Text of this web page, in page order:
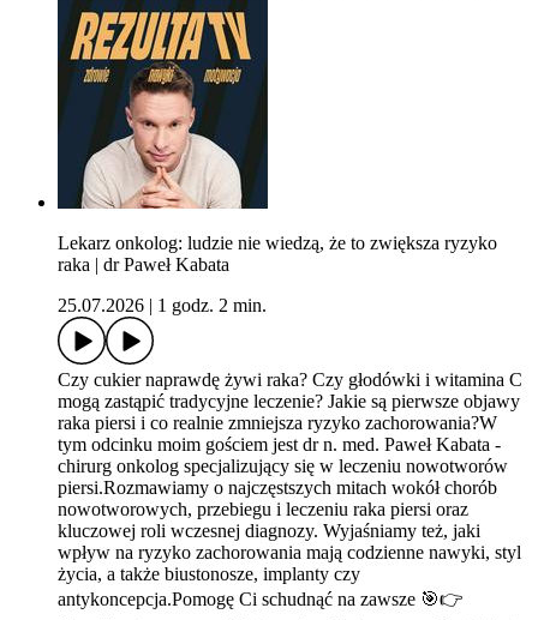
Lekarz onkolog: ludzie nie wiedzą, że to zwiększa ryzyko
raka | dr Paweł Kabata
25.07.2026
1 godz. 2 min.
Czy cukier naprawdę żywi raka? Czy głodówki i witamina C
mogą zastąpić tradycyjne leczenie? Jakie są pierwsze objawy
raka piersi i co realnie zmniejsza ryzyko zachorowania?W
tym odcinku moim gościem jest dr n. med. Paweł Kabata -
chirurg onkolog specjalizujący się w leczeniu nowotworów
piersi.Rozmawiamy o najczęstszych mitach wokół chorób
nowotworowych, przebiegu i leczeniu raka piersi oraz
kluczowej roli wczesnej diagnozy. Wyjaśniamy też, jaki
wpływ na ryzyko zachorowania mają codzienne nawyki, styl
życia, a także biustonosze, implanty czy
antykoncepcja.Pomogę Ci schudnąć na zawsze 🎯👉